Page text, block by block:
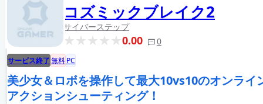
コズミックブレイク2
サイバーステップ
0.00 0
サービス終了無料PC
美少女＆ロボを操作して最大10vs10のオンライ
アクションシューティング！